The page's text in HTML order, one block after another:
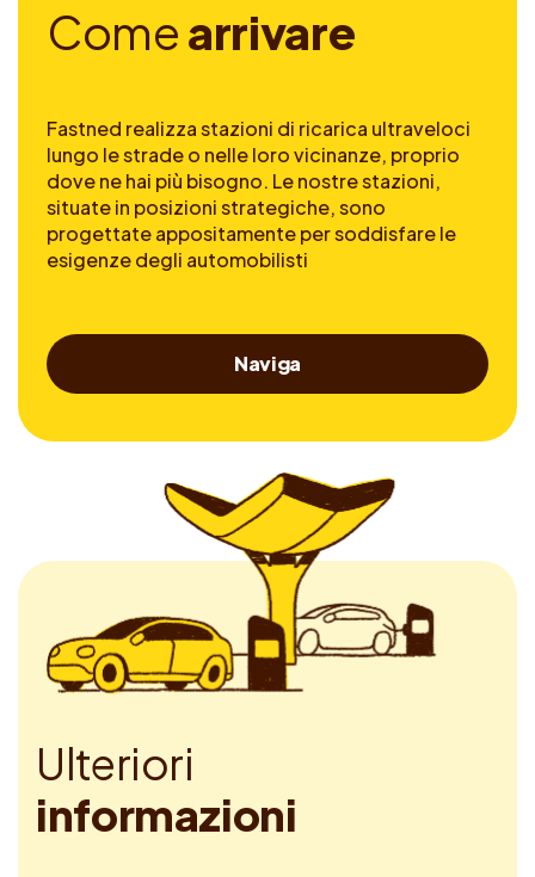
Comearrivare
Fastned realizza stazioni di ricarica ultraveloci
lungo le strade o nelle loro vicinanze, proprio
dove ne hai più bisogno. Le nostre stazioni,
situate in posizioni strategiche, sono
progettate appositamente per soddisfare le
esigenze degli automobilisti
Naviga
Ulteriori
informazioni